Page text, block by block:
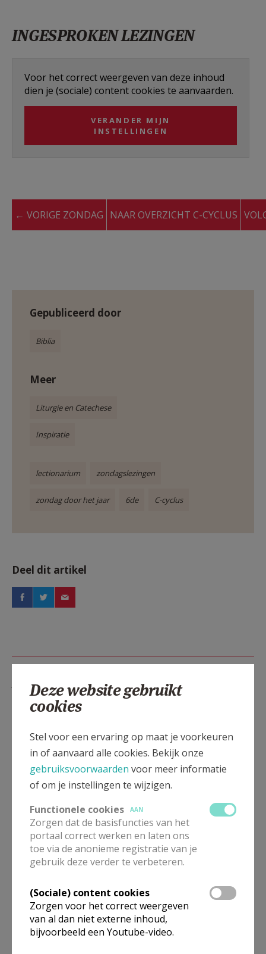
INGESPROKEN LEZINGEN
Voor het correct weergeven van deze inhoud
dien je (sociale) content cookies te aanvaarden.
VERANDER MIJN
INSTELLINGEN
← VORIGE ZONDAG NAAR OVERZICHT C-CYCLUS
Gepubliceerd door
Biblia
Meer
Liturgie en Catechese
Inspiratie
lectionarium zondagslezingen
zondag door het jaar 6de C-cyclus
Deel dit artikel
Lees meer
A-cyclus
Deze website gebruikt
cookies
Stel voor een ervaring op maat je voorkeuren
in of aanvaard alle cookies. Bekijk onze
gebruiksvoorwaarden voor meer informatie
of om je instellingen te wijzigen.
Functionele cookies
AAN
Zorgen dat de basisfuncties van het
portaal correct werken en laten ons
toe via de anonieme registratie van je
gebruik deze verder te verbeteren.
(Sociale) content cookies
Zorgen voor het correct weergeven
van al dan niet externe inhoud,
bijvoorbeeld een Youtube-video.